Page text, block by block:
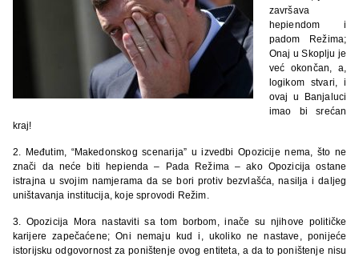
završava
hepiendom i
padom Režima;
Onaj u Skoplju je
već okončan, a,
logikom stvari, i
ovaj u Banjaluci
imao bi srećan
kraj!
2. Međutim, “Makedonskog scenarija” u izvedbi Opozicije nema, što ne
znači da neće biti hepienda – Pada Režima – ako Opozicija ostane
istrajna u svojim namjerama da se bori protiv bezvlašća, nasilja i daljeg
uništavanja institucija, koje sprovodi Režim.
3. Opozicija Mora nastaviti sa tom borbom, inače su njihove političke
karijere zapečaćene; Oni nemaju kud i, ukoliko ne nastave, ponijeće
istorijsku odgovornost za poništenje ovog entiteta, a da to poništenje nisu